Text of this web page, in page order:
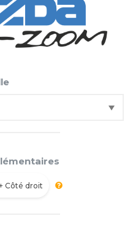
Côté droit